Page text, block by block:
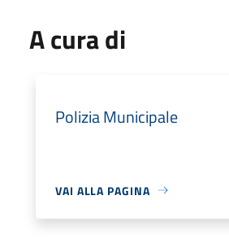
A cura di
Polizia Municipale
VAI ALLA PAGINA